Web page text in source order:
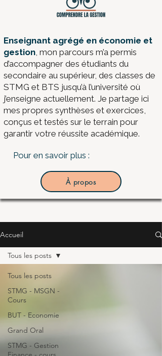
​Enseignant agrégé en économie et
gestion, mon parcours m’a permis
d’accompagner des étudiants du
secondaire au supérieur, des classes de
STMG et BTS jusqu’à l’université où
j’enseigne actuellement. Je partage ici
mes propres synthèses et exercices,
conçus et testés sur le terrain pour
garantir votre réussite académique.
Pour en savoir plus :
À propos
Accueil
Tous les posts
STMG - MSGN -
Cours
BUT - Economie
Grand Oral
STMG - Gestion
Tous les posts